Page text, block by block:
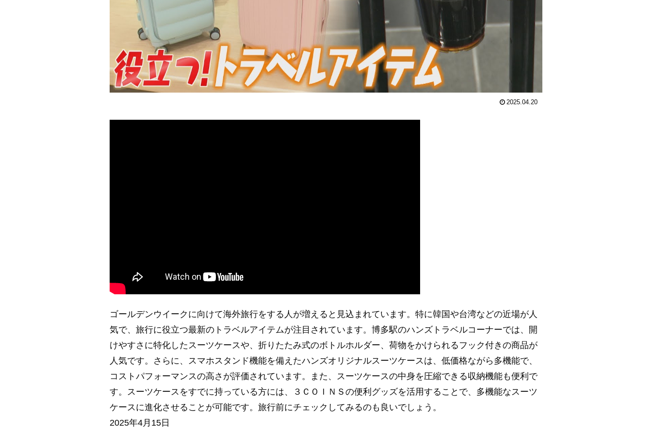
2025.04.20
ゴールデンウイークに向けて海外旅行をする人が増えると見込まれています。特に韓国や台湾などの近場が人
気で、旅行に役立つ最新のトラベルアイテムが注目されています。博多駅のハンズトラベルコーナーでは、開
けやすさに特化したスーツケースや、折りたたみ式のボトルホルダー、荷物をかけられるフック付きの商品が
人気です。さらに、スマホスタンド機能を備えたハンズオリジナルスーツケースは、低価格ながら多機能で、
コストパフォーマンスの高さが評価されています。また、スーツケースの中身を圧縮できる収納機能も便利で
す。スーツケースをすでに持っている方には、３ＣＯＩＮＳの便利グッズを活用することで、多機能なスーツ
ケースに進化させることが可能です。旅行前にチェックしてみるのも良いでしょう。
2025年4月15日